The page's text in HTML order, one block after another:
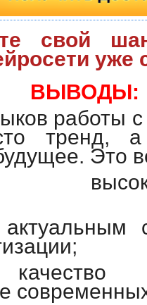
свой
уже
ВЫВОДЫ:
работы
тренд, а
Это
актуальным